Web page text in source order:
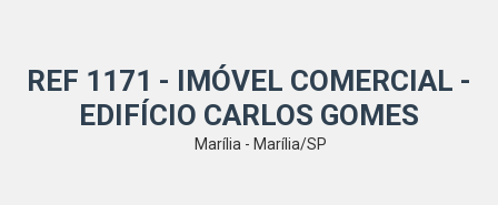
REF 1171 - IMÓVEL COMERCIAL -
EDIFÍCIO CARLOS GOMES
Marília - Marília/SP